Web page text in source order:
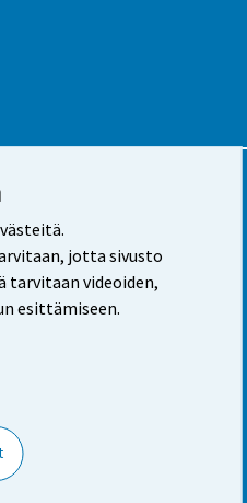
jotta sivusto
tarvitaan videoiden,
esittämiseen.